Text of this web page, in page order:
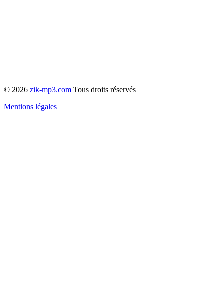
© 2026 zik-mp3.com Tous droits réservés
Mentions légales